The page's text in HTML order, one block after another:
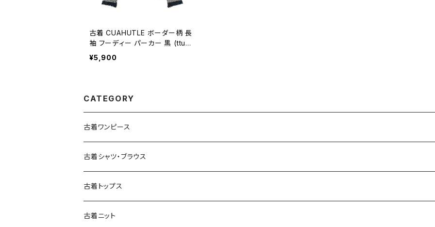
古着 CUAHUTLE ボーダー柄 長
袖 フーディー パーカー 黒 (ttu24
09134)
¥5,900
CATEGORY
古着ワンピース
古着長袖ワンピース
古着半袖ワンピース
古着ノースリーブワンピース
古着シャツ・ブラウス
古着長袖シャツ・ブラウス
古着半袖シャツ・ブラウス
古着トップス
古着スウェット&パーカー
古着ニット